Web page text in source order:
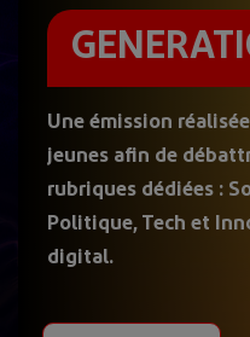
Une émission
jeunes afin de
rubriques dédiées :
Politique, Tech et
digital.